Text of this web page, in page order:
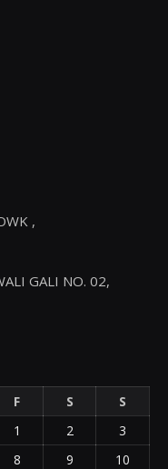
,
GALI NO. 02,
F S
S
1
2
3
8 9 10